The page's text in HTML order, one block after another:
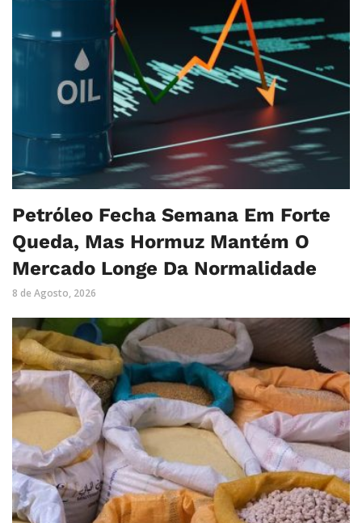
Petróleo Fecha Semana Em Forte
Queda, Mas Hormuz Mantém O
Mercado Longe Da Normalidade
8 de Agosto, 2026